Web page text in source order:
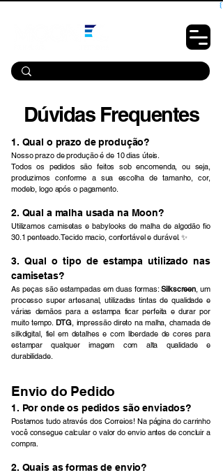
Dúvidas Frequentes
1. Qual o prazo de produção?
Nosso prazo de produção é de 10 dias úteis.
Todos os pedidos são feitos sob encomenda, ou seja,
produzimos conforme a sua escolha de tamanho, cor,
modelo, logo após o pagamento.
2. Qual a malha usada na Moon?
Utilizamos camisetas e babylooks de malha de algodão fio
30.1 penteado. Tecido macio, confortável e durável. ✨
​3. Qual o tipo de estampa utilizado nas
camisetas?
​As peças são estampadas em duas formas:Silkscreen, um
processo super artesanal, utilizadas tintas de qualidade e
várias demãos para a estampa ficar perfeita e durar por
muito tempo. DTG, impressão direto na malha, chamada de
silkdigital, fiel em detalhes e com liberdade de cores para
estampar qualquer imagem com alta qualidade e
durabilidade.
Envio do Pedido
1. Por onde os pedidos são enviados?
​Postamos tudo através dos Correios! Na página do carrinho
você consegue calcular o valor do envio antes de concluir a
compra.
2. Quais as formas de envio?